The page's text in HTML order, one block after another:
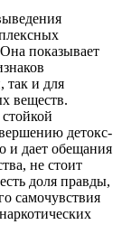
показывает
так и для
веществ.
детокс-
и дает обещания
не стоит
доля правды,
самочувствия